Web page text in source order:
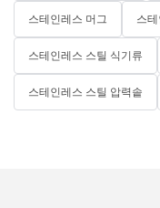
스테인레스 머그 스
스테인레스 스틸 식기류
스테인레스 스틸 압력솥